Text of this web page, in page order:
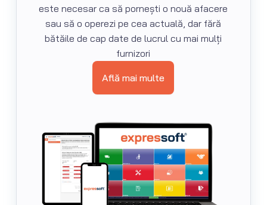
este necesar ca să pornești o nouă afacere
sau să o operezi pe cea actuală, dar fără
bătăile de cap date de lucrul cu mai mulți
furnizori
Află mai multe